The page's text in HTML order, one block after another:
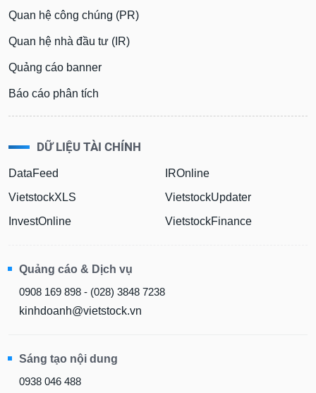
Quan hệ công chúng (PR)
Quan hệ nhà đầu tư (IR)
Quảng cáo banner
Báo cáo phân tích
DỮ LIỆU TÀI CHÍNH
DataFeed
VietstockXLS
InvestOnline
IROnline
VietstockUpdater
VietstockFinance
Quảng cáo & Dịch vụ
0908 169 898 - (028) 3848 7238
kinhdoanh@vietstock.vn
Sáng tạo nội dung
0938 046 488